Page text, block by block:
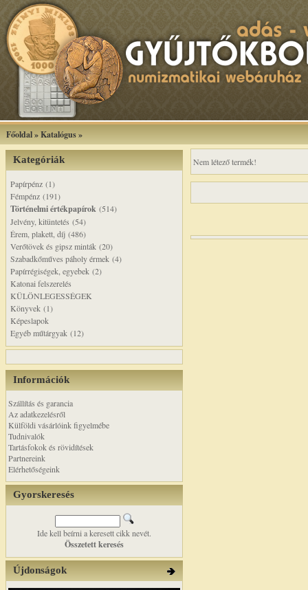
Főoldal»Katalógus»
Kategóriák
Papírpénz (1)
Fémpénz (191)
Történelmi értékpapírok (514)
Jelvény, kitüntetés (54)
Érem, plakett, díj (486)
Verőtövek és gipsz minták (20)
Szabadkőműves páholy érmek (4)
Papírrégiségek, egyebek (2)
Katonai felszerelés
KÜLÖNLEGESSÉGEK
Könyvek (1)
Képeslapok
Egyéb műtárgyak (12)
Információk
Szállítás és garancia
Az adatkezelésről
Külföldi vásárlóink figyelmébe
Tudnivalók
Tartásfokok és rövidítések
Partnereink
Elérhetőségeink
Gyorskeresés
Ide kell beírni a keresett cikk nevét.
Összetett keresés
Újdonságok
Nem létező termék!